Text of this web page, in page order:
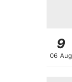
9
06 Aug